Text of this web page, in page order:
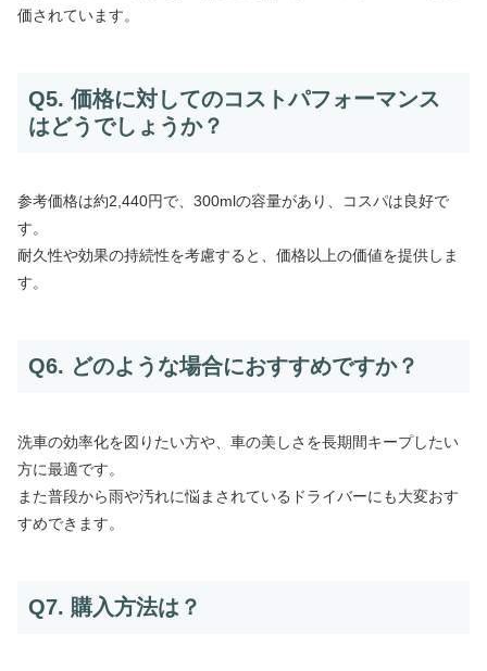
価されています。
Q5. 価格に対してのコストパフォーマンス
はどうでしょうか？
参考価格は約2,440円で、300mlの容量があり、コスパは良好で
す。
耐久性や効果の持続性を考慮すると、価格以上の価値を提供しま
す。
Q6. どのような場合におすすめですか？
洗車の効率化を図りたい方や、車の美しさを長期間キープしたい
方に最適です。
また普段から雨や汚れに悩まされているドライバーにも大変おす
すめできます。
Q7. 購入方法は？